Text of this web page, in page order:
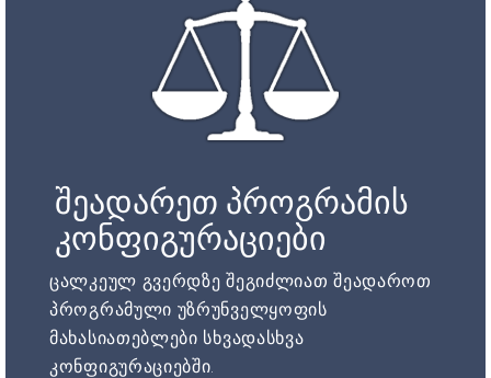
შეადარეთ პროგრამის
კონფიგურაციები
ცალკეულ გვერდზე შეგიძლიათ შეადაროთ
პროგრამული უზრუნველყოფის
მახასიათებლები სხვადასხვა
კონფიგურაციებში.